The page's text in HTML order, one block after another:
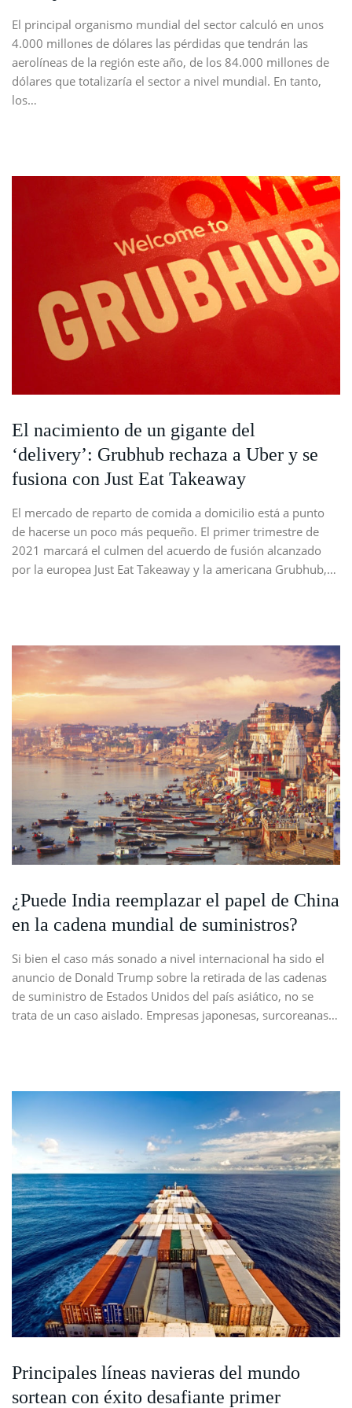
El principal organismo mundial del sector calculó en unos
4.000 millones de dólares las pérdidas que tendrán las
aerolíneas de la región este año, de los 84.000 millones de
dólares que totalizaría el sector a nivel mundial. En tanto,
los…
El nacimiento de un gigante del
‘delivery’: Grubhub rechaza a Uber y se
fusiona con Just Eat Takeaway
El mercado de reparto de comida a domicilio está a punto
de hacerse un poco más pequeño. El primer trimestre de
2021 marcará el culmen del acuerdo de fusión alcanzado
por la europea Just Eat Takeaway y la americana Grubhub,…
¿Puede India reemplazar el papel de China
en la cadena mundial de suministros?
Si bien el caso más sonado a nivel internacional ha sido el
anuncio de Donald Trump sobre la retirada de las cadenas
de suministro de Estados Unidos del país asiático, no se
trata de un caso aislado. Empresas japonesas, surcoreanas…
Principales líneas navieras del mundo
sortean con éxito desafiante primer